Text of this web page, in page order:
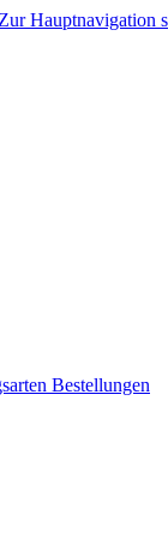
Zur Hauptnavigation
Bestellungen